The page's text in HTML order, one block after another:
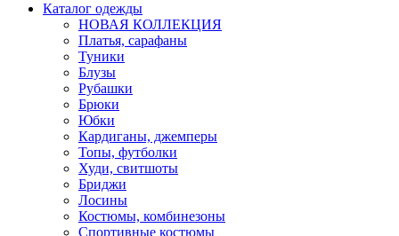
Каталог одежды
НОВАЯ КОЛЛЕКЦИЯ
Платья, сарафаны
Туники
Блузы
Рубашки
Брюки
Юбки
Кардиганы, джемперы
Топы, футболки
Худи, свитшоты
Бриджи
Лосины
Костюмы, комбинезоны
Спортивные костюмы